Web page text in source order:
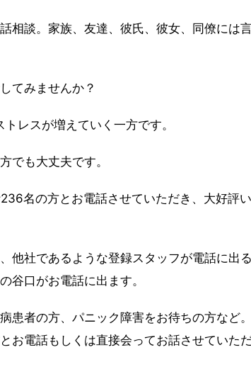
相談。家族、友達、彼氏、彼女、同僚には
てみませんか？
レスが増えていく一方です。
でも大丈夫です。
名の方とお電話させていただき、大好評
他社であるような登録スタッフが電話に出る
谷口がお電話に出ます。
患者の方、パニック障害をお待ちの方など
お電話もしくは直接会ってお話させていた